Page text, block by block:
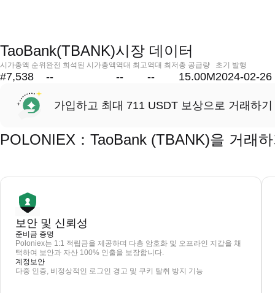
TaoBank(TBANK)시장 데이터
시가총액 순위
#7,538
완전 희석된 시가총액
--
역대 최고
--
역대 최저
--
총 공급량
15.00M
초기 발행
2024-02-26
가입하고 최대 711 USDT 보상으로 거래하기
POLONIEX：TaoBank (TBANK)을 거래
보안 및 신뢰성
준비금 증명
Poloniex는 1:1 적립금을 제공하며 다층 암호화 및 오프라인 지갑을 채
택하여 보안과 자산 100% 인출을 보장합니다.
계정보안
다중 인증, 비정상적인 로그인 경고 및 쿠키 탈취 방지 기능